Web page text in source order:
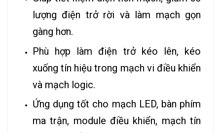
lượng điện trở rời và làm mạch gọn
gàng hơn.
Phù hợp làm điện trở kéo lên, kéo
xuống tín hiệu trong mạch vi điều khiển
và mạch logic.
Ứng dụng tốt cho mạch LED, bàn phím
ma trận, module điều khiển, mạch tín